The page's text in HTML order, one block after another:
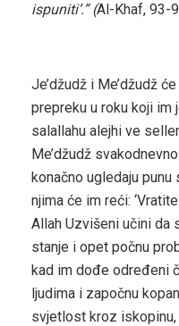
ispuniti’.” (Al-Khaf, 93-
Je’džudž i Me’džudž
prepreku u roku koji im
salallahu alejhi ve
Me’džudž
konačno ugledaju
njima će im reći:
Allah Uzvišeni učini da
stanje i opet počnu
kad im dođe određeni
ljudima i započnu
svjetlost kroz